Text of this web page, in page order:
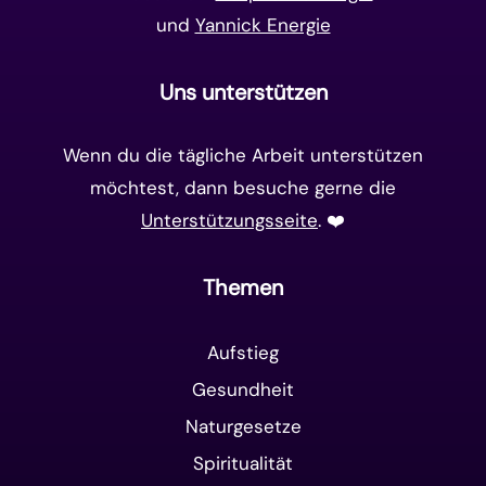
und Yannick Energie
Uns unterstützen
Wenn du die tägliche Arbeit unterstützen
möchtest, dann besuche gerne die
Unterstützungsseite. ❤️️
Themen
Aufstieg
Gesundheit
Naturgesetze
Spiritualität